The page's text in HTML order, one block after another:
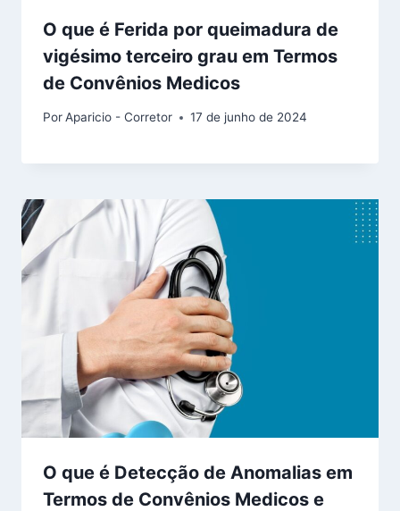
O que é Ferida por queimadura de
vigésimo terceiro grau em Termos
de Convênios Medicos
PorAparicio - Corretor 17 de junho de 2024
O que é Detecção de Anomalias em
Termos de Convênios Medicos e